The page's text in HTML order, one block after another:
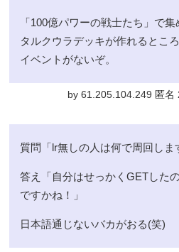
「100億パワーの戦士たち」で
タルクウラデッキが作れるとこ
イベントがないぞ。
by 61.205.104.249 匿名
質問「lr無しの人は何で周回しま
答え「自分はせっかくGETした
ですかね！」
日本語通じないバカがおる(笑)